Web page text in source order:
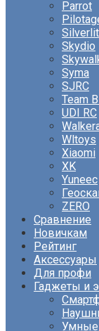
Parrot
Silverlit
Skydio
Syma
SJRC
Team
UDI RC
Wltoys
Xiaomi
XK
Yuneec
ZERO
Сравнение
Новичкам
Рейтинг
Аксессуары
Для профи
Гаджеты и
Умные